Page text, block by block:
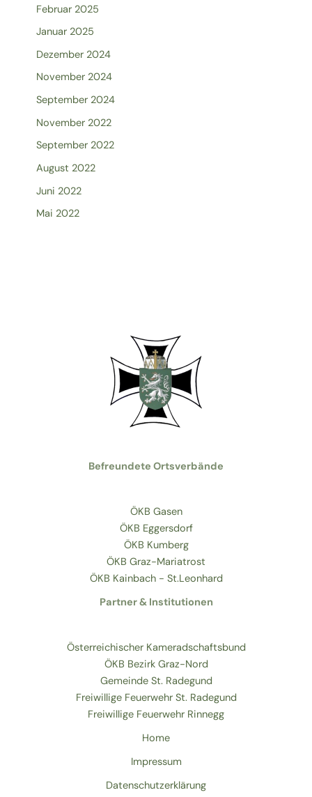
Februar 2025
Januar 2025
Dezember 2024
November 2024
September 2024
November 2022
September 2022
August 2022
Juni 2022
Mai 2022
Befreundete Ortsverbände
ÖKB Gasen
ÖKB Eggersdorf
ÖKB Kumberg
ÖKB Graz-Mariatrost
ÖKB Kainbach - St.Leonhard
Partner & Institutionen
Österreichischer Kameradschaftsbund
ÖKB Bezirk Graz-Nord
Gemeinde St. Radegund
Freiwillige Feuerwehr St. Radegund
Freiwillige Feuerwehr Rinnegg
Home
Impressum
Datenschutzerklärung